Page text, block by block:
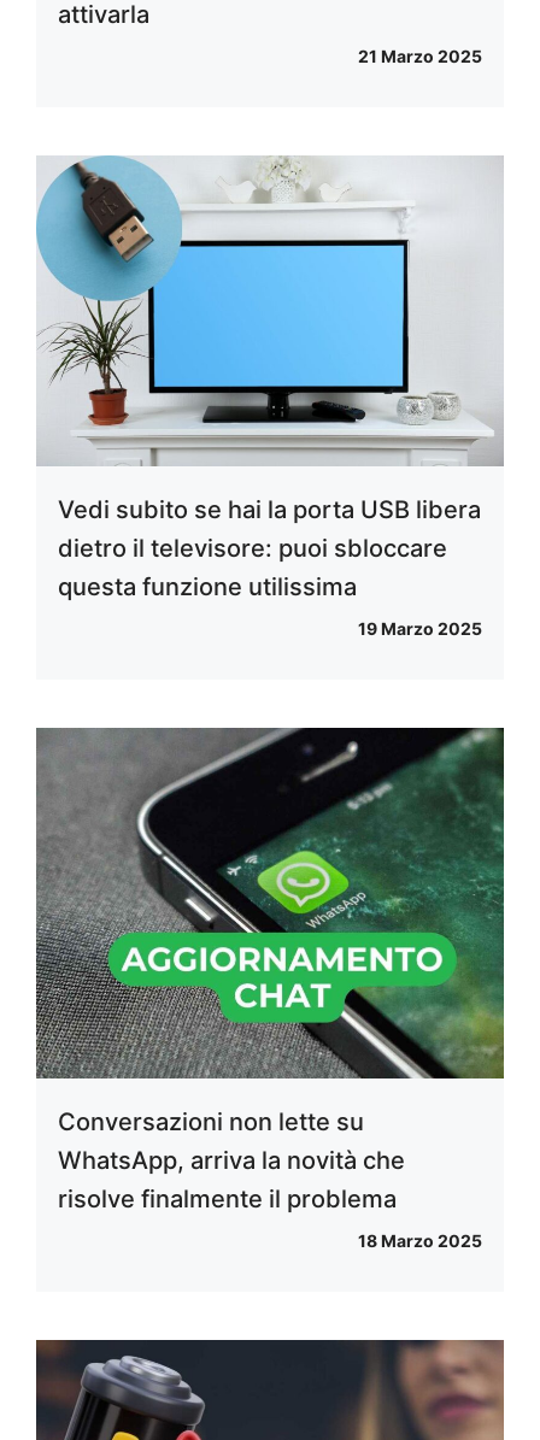
attivarla
21 Marzo 2025
Vedi subito se hai la porta USB libera
dietro il televisore: puoi sbloccare
questa funzione utilissima
19 Marzo 2025
Conversazioni non lette su
WhatsApp, arriva la novità che
risolve finalmente il problema
18 Marzo 2025